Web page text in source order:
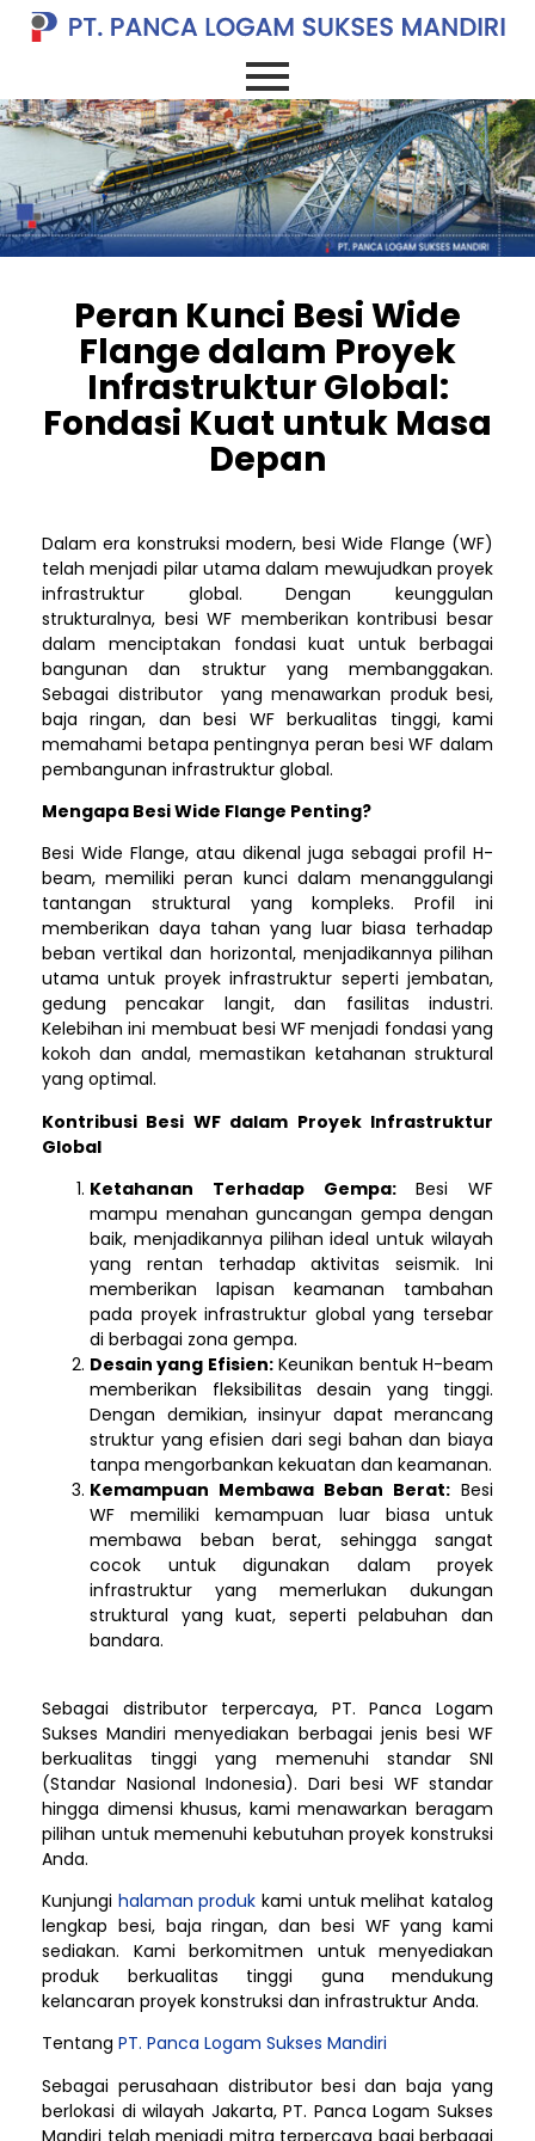
Peran Kunci Besi Wide
Flange dalam Proyek
Infrastruktur Global:
Fondasi Kuat untuk Masa
Depan
Dalam era konstruksi modern, besi Wide Flange (WF)
telah menjadi pilar utama dalam mewujudkan proyek
infrastruktur global. Dengan keunggulan
strukturalnya, besi WF memberikan kontribusi besar
dalam menciptakan fondasi kuat untuk berbagai
bangunan dan struktur yang membanggakan.
Sebagai distributor yang menawarkan produk besi,
baja ringan, dan besi WF berkualitas tinggi, kami
memahami betapa pentingnya peran besi WF dalam
pembangunan infrastruktur global.
Mengapa Besi Wide Flange Penting?
Besi Wide Flange, atau dikenal juga sebagai profil H-
beam, memiliki peran kunci dalam menanggulangi
tantangan struktural yang kompleks. Profil ini
memberikan daya tahan yang luar biasa terhadap
beban vertikal dan horizontal, menjadikannya pilihan
utama untuk proyek infrastruktur seperti jembatan,
gedung pencakar langit, dan fasilitas industri.
Kelebihan ini membuat besi WF menjadi fondasi yang
kokoh dan andal, memastikan ketahanan struktural
yang optimal.
Kontribusi Besi WF dalam Proyek Infrastruktur
Global
Ketahanan Terhadap Gempa:Besi WF
mampu menahan guncangan gempa dengan
baik, menjadikannya pilihan ideal untuk wilayah
yang rentan terhadap aktivitas seismik. Ini
memberikan lapisan keamanan tambahan
pada proyek infrastruktur global yang tersebar
di berbagai zona gempa.
Desain yang Efisien:Keunikan bentuk H-beam
memberikan fleksibilitas desain yang tinggi.
Dengan demikian, insinyur dapat merancang
struktur yang efisien dari segi bahan dan biaya
tanpa mengorbankan kekuatan dan keamanan.
Kemampuan Membawa Beban Berat: Besi
WF memiliki kemampuan luar biasa untuk
membawa beban berat, sehingga sangat
cocok untuk digunakan dalam proyek
infrastruktur yang memerlukan dukungan
struktural yang kuat, seperti pelabuhan dan
bandara.
Sebagai distributor terpercaya, PT. Panca Logam
Sukses Mandiri menyediakan berbagai jenis besi WF
berkualitas tinggi yang memenuhi standar SNI
(Standar Nasional Indonesia). Dari besi WF standar
hingga dimensi khusus, kami menawarkan beragam
pilihan untuk memenuhi kebutuhan proyek konstruksi
Anda.
Kunjungi halaman produk kami untuk melihat katalog
lengkap besi, baja ringan, dan besi WF yang kami
sediakan. Kami berkomitmen untuk menyediakan
produk berkualitas tinggi guna mendukung
kelancaran proyek konstruksi dan infrastruktur Anda.
Tentang PT. Panca Logam Sukses Mandiri
Sebagai perusahaan distributor besi dan baja yang
berlokasi di wilayah Jakarta, PT. Panca Logam Sukses
Mandiri telah menjadi mitra terpercaya bagi berbagai